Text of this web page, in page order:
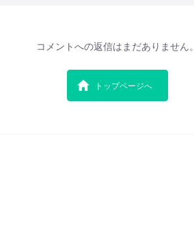
コメントへの返信はまだありません。
トップページへ